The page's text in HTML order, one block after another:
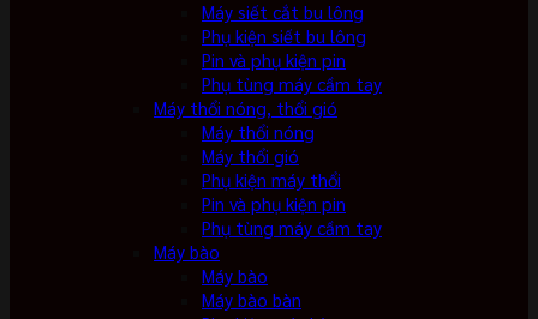
Máy siết cắt bu lông
Phụ kiện siết bu lông
Pin và phụ kiện pin
Phụ tùng máy cầm tay
Máy thổi nóng, thổi gió
Máy thổi nóng
Máy thổi gió
Phụ kiện máy thổi
Pin và phụ kiện pin
Phụ tùng máy cầm tay
Máy bào
Máy bào
Máy bào bàn